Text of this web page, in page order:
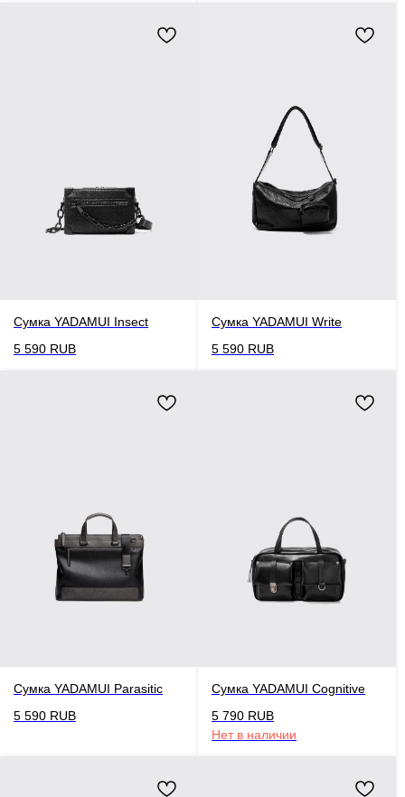
Сумка YADAMUI Insect
5 590 RUB
Сумка YADAMUI Write
5 590 RUB
Сумка YADAMUI Parasitic
5 590 RUB
Сумка YADAMUI Cognitive
5 790 RUB
Нет в наличии